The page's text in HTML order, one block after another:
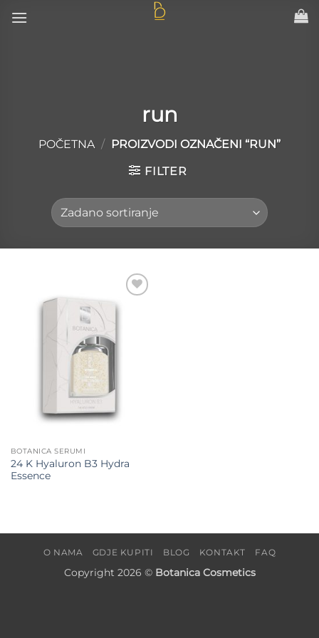
run
POČETNA /
PROIZVODI OZNAČENI “RUN”
FILTER
Add to
BOTANICA SERUMI
24 K Hyaluron B3 Hydra
Essence
O NAMA GDJE KUPITI BLOG KONTAKT FAQ
Copyright 2026 © Botanica Cosmetics